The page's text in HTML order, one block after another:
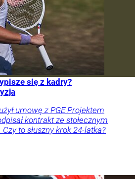
się z kadry?
umowę z PGE Projektem
kontrakt ze stołecznym
to słuszny krok 24-latka?